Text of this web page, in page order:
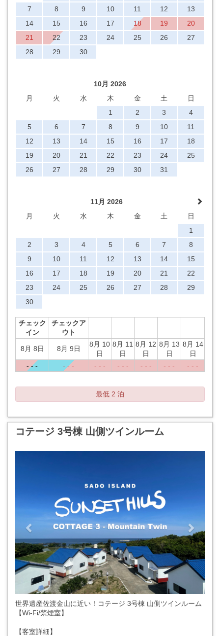
7 8 9 10 11 12
13
14
15 16 17 18 19
20
21
22 23 24 25 26
27
28
29 30
10月 2026
月
火 水 木 金 土
日
1
2 3
4
5
6 7 8 9 10
11
12
13 14 15 16 17
18
19
20 21 22 23 24
25
26
27 28 29 30 31
11月 2026
月
火 水 木 金 土
日
1
2
3 4 5 6 7
8
9
10 11 12 13 14
15
16
17 18 19 20 21
22
23
24 25 26 27 28
29
30
チェック
イン
チェックア
ウト
8月 8日 8月 9日
8月 10
日
8月 11
日
8月 12
日
8月 13
日
8月 14
日
- - -
- - - - - - - - - - - - - - - - - -
最低 2 泊
コテージ 3号棟 山側ツインルーム
世界遺産佐渡金山に近い！コテージ 3号棟 山側ツインルーム
【Wi-Fi/禁煙室】
【客室詳細】